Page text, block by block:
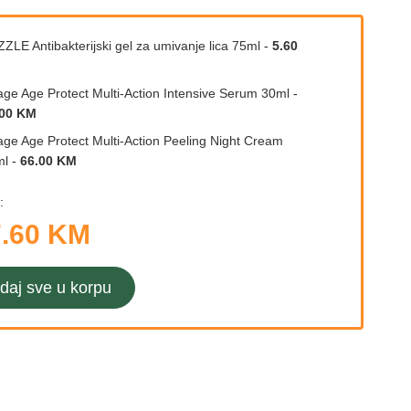
Antibakterijski gel za umivanje lica 75ml -5.60
Age Protect Multi-Action Intensive Serum 30ml -
KM
Age Protect Multi-Action Peeling Night Cream
-66.00 KM
KM
sve u korpu